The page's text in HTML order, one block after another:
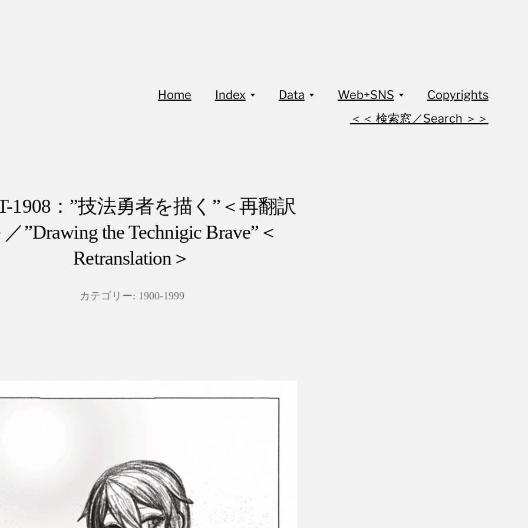
Home Index Data Web+SNS
Copyrights
＜＜ 検索窓／Search ＞＞
1908：”技法勇者を描く”＜再翻訳
”Drawing the Technigic Brave”＜
Retranslation＞
カテゴリー: 1900-1999